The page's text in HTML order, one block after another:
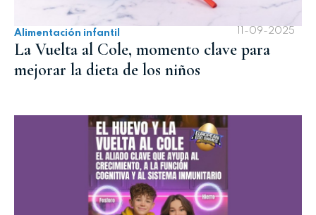
Alimentación infantil 11-09-2025
La Vuelta al Cole, momento clave para
mejorar la dieta de los niños